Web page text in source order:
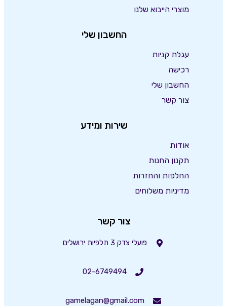
מוצרי הייבוא שלנו
החשבון שלי
עגלת קניות
רכישה
החשבון שלי
צור קשר
שירות ומידע
אודות
תקנון החנות
החלפות והחזרות
מדיניות משלוחים
צור קשר
פועלי צדק 3 תלפיות ירושלים
02-6749494
gamelagan@gmail.com